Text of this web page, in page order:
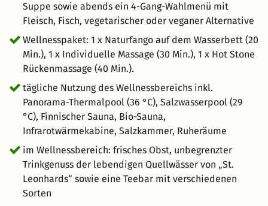
Suppe sowie abends ein 4-Gang-Wahlmenü mit
Fleisch, Fisch, vegetarischer oder veganer Alternative
Wellnesspaket: 1 x Naturfango auf dem Wasserbett (20
Min.), 1 x Individuelle Massage (30 Min.), 1 x Hot Stone
Rückenmassage (40 Min.).
tägliche Nutzung des Wellnessbereichs inkl.
Panorama-Thermalpool (36 °C), Salzwasserpool (29
°C), Finnischer Sauna, Bio-Sauna,
Infrarotwärmekabine, Salzkammer, Ruheräume
im Wellnessbereich: frisches Obst, unbegrenzter
Trinkgenuss der lebendigen Quellwässer von „St.
Leonhards“ sowie eine Teebar mit verschiedenen
Sorten